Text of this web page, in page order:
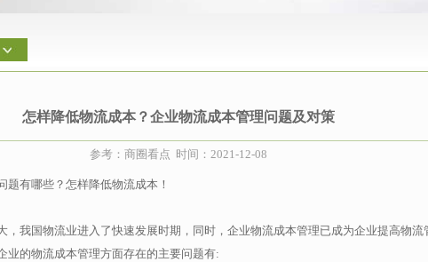
怎样降低物流成本？企业物流成本管理问题及对策
参考：商圈看点 时间：2021-12-08
题有哪些？怎样降低物流成本！
，我国物流业进入了快速发展时期，同时，企业物流成本管理已成为企业提高物流
业的物流成本管理方面存在的主要问题有: